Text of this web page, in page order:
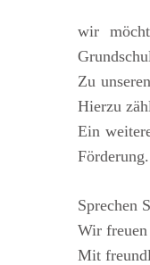
wir
Zu
Hierzu
Ein
Förderung.
Sprechen
Wir freuen
Mit